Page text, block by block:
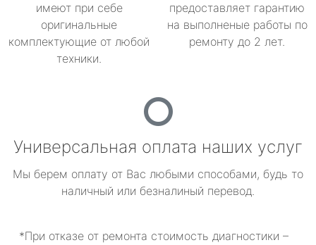
имеют при себе
оригинальные
комплектующие от любой
техники.
предоставляет гарантию
на выполненые работы по
ремонту до 2 лет.
Универсальная оплата наших услуг
Мы берем оплату от Вас любыми способами, будь то
наличный или безналиный перевод.
*При отказе от ремонта стоимость диагностики –